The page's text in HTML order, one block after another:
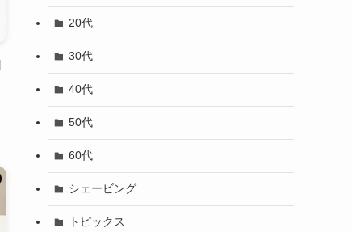
20代
30代
40代
50代
60代
シェービング
トピックス